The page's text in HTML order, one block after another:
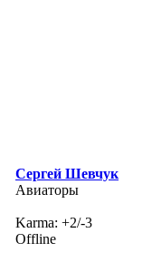
Сергей Шевчук
Авиаторы
Karma: +2/-3
Offline